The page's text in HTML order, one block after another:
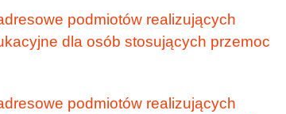
podmiotów realizujących
dla osób stosujących przemoc
podmiotów realizujących